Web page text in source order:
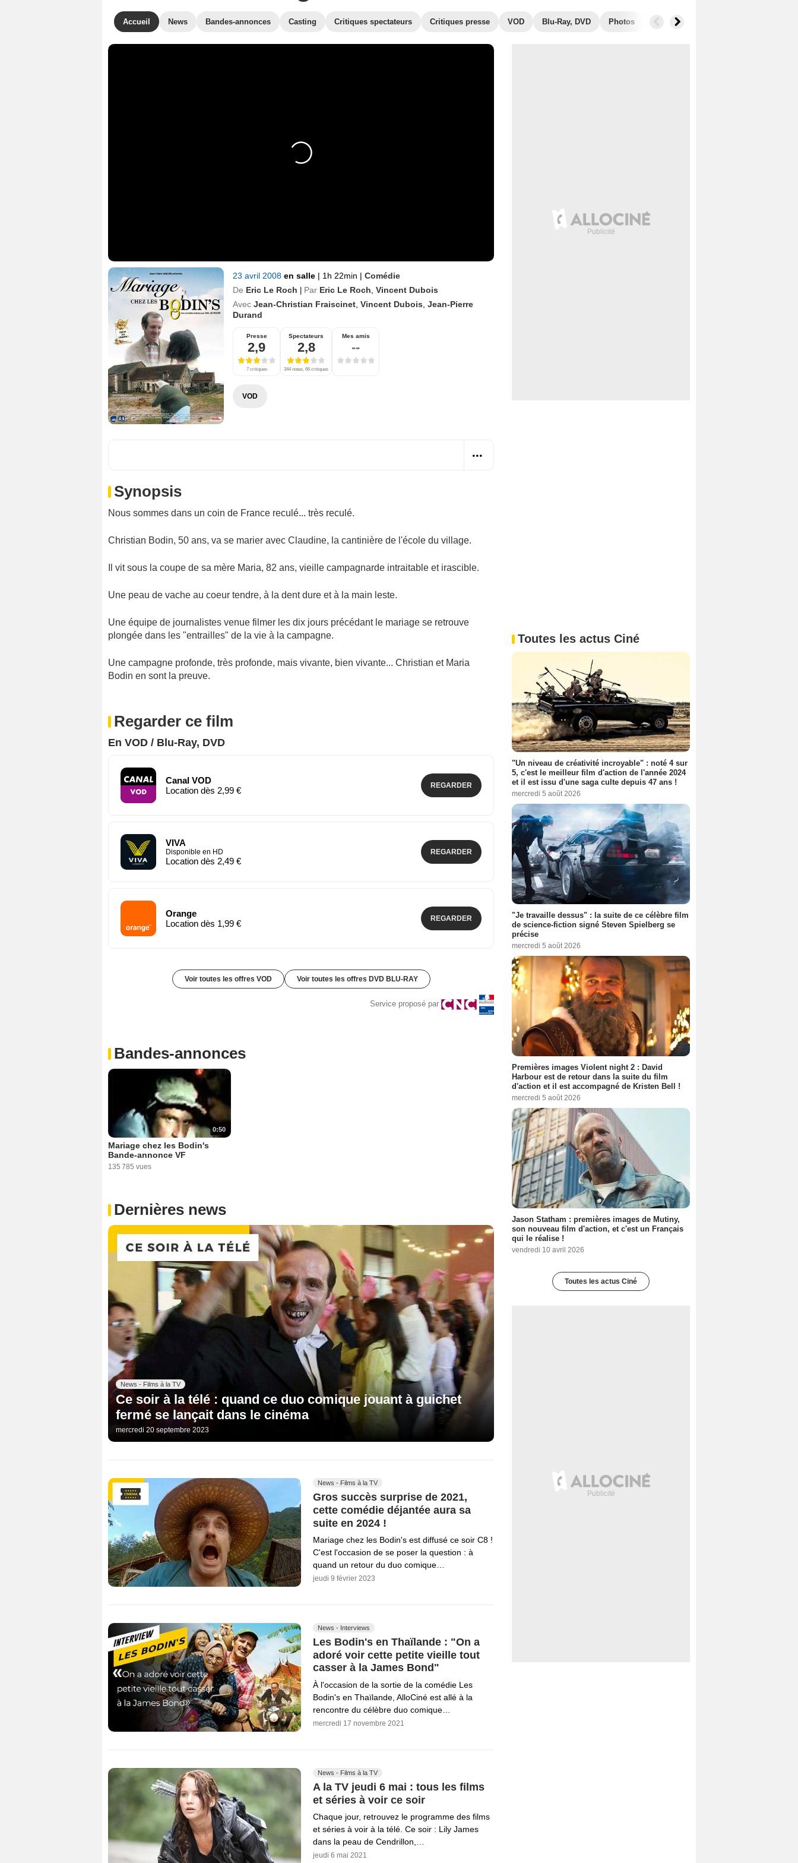
Accueil News Bandes-annonces Casting Critiques spectateurs Critiques presse VOD Blu-Ray, DVD Photos Secrets de tournage
23 avril 2008 en salle | 1h 22min | Comédie
De Eric Le Roch | Par Eric Le Roch Vincent Dubois
Avec Jean-Christian Fraiscinet Vincent Dubois Jean-Pierre
Durand
Presse
2,9
7 critiques
Spectateurs
2,8
344 notes, 66 critiques
Mes amis
--
VOD
Synopsis
Nous sommes dans un coin de France reculé... très reculé.
Christian Bodin, 50 ans, va se marier avec Claudine, la cantinière de l'école du village.
Il vit sous la coupe de sa mère Maria, 82 ans, vieille campagnarde intraitable et irascible.
Une peau de vache au coeur tendre, à la dent dure et à la main leste.
Une équipe de journalistes venue filmer les dix jours précédant le mariage se retrouve
plongée dans les "entrailles" de la vie à la campagne.
Une campagne profonde, très profonde, mais vivante, bien vivante... Christian et Maria
Bodin en sont la preuve.
Regarder ce film
En VOD / Blu-Ray, DVD
Canal VOD
Location dès 2,99 €
REGARDER
VIVA
Disponible en HD
Location dès 2,49 €
REGARDER
Orange
Location dès 1,99 €
REGARDER
Voir toutes les offres VOD Voir toutes les offres DVD BLU-RAY
Service proposé par
Bandes-annonces
0:50
Mariage chez les Bodin's
Bande-annonce VF
135 785 vues
Dernières news
News - Films à la TV
Ce soir à la télé : quand ce duo comique jouant à guichet
fermé se lançait dans le cinéma
mercredi 20 septembre 2023
News - Films à la TV
Gros succès surprise de 2021,
cette comédie déjantée aura sa
suite en 2024 !
Mariage chez les Bodin's est diffusé ce soir C8 !
C'est l'occasion de se poser la question : à
quand un retour du duo comique…
jeudi 9 février 2023
News - Interviews
Les Bodin's en Thaïlande : "On a
adoré voir cette petite vieille tout
casser à la James Bond"
À l'occasion de la sortie de la comédie Les
Bodin's en Thaïlande, AlloCiné est allé à la
rencontre du célèbre duo comique…
mercredi 17 novembre 2021
News - Films à la TV
A la TV jeudi 6 mai : tous les films
et séries à voir ce soir
Chaque jour, retrouvez le programme des films
et séries à voir à la télé. Ce soir : Lily James
dans la peau de Cendrillon,…
jeudi 6 mai 2021
Toutes les actus Ciné
"Un niveau de créativité incroyable" : noté 4 sur
5, c'est le meilleur film d'action de l'année 2024
et il est issu d'une saga culte depuis 47 ans !
mercredi 5 août 2026
"Je travaille dessus" : la suite de ce célèbre film
de science-fiction signé Steven Spielberg se
précise
mercredi 5 août 2026
Premières images Violent night 2 : David
Harbour est de retour dans la suite du film
d'action et il est accompagné de Kristen Bell !
mercredi 5 août 2026
Jason Statham : premières images de Mutiny,
son nouveau film d'action, et c'est un Français
qui le réalise !
vendredi 10 avril 2026
Toutes les actus Ciné